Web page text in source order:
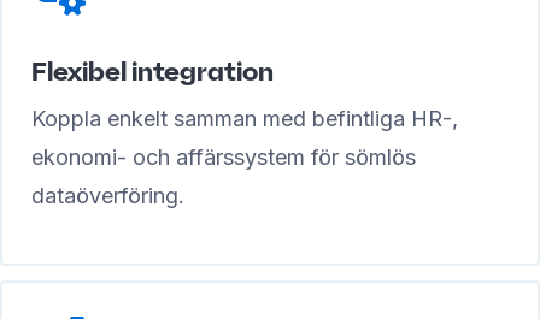
Flexibel integration
Koppla enkelt samman med befintliga HR-,
ekonomi- och affärssystem för sömlös
dataöverföring.